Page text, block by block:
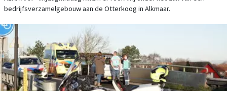
bedrijfsverzamelgebouw aan de Otterkoog in Alkmaar.